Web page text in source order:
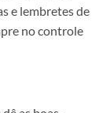
e lembretes de
no controle